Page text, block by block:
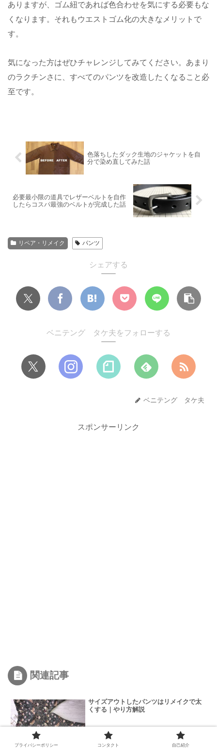
ありますが、ゴム紐であれば色合わせを気にする必要もな
くなります。それもウエストゴム化の大きなメリットで
す。
気になった方はぜひチャレンジしてみてください。あまり
のラクチンさに、すべてのパンツを改造したくなること必
至です。
色落ちしたダック生地のジャケットを自
分で染め直してみた話
必要最小限の道具でレザーベルトを自作
したらコスパ最強のベルトが完成した話
リペア・リメイク パンツ
シェアする
ベニテング タケ夫をフォローする
ベニテング タケ夫
スポンサーリンク
関連記事
サイズアウトしたパンツはリメイクで太
くする｜やり方解説
プライバシーポリシー コンタクト 自己紹介